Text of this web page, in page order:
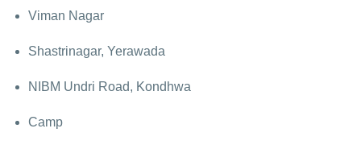
Viman Nagar
Shastrinagar, Yerawada
NIBM Undri Road, Kondhwa
Camp